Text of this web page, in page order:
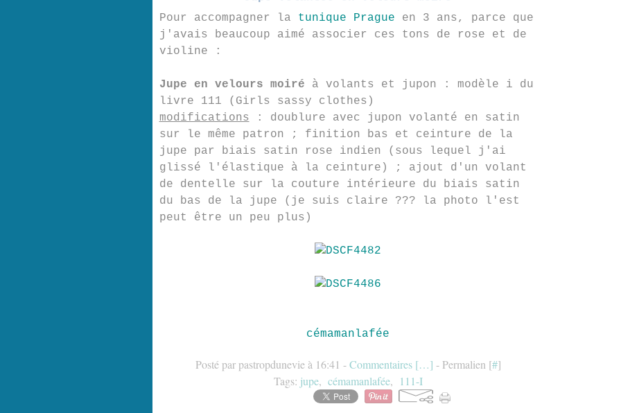
Pour accompagner la tunique Prague en 3 ans, parce que
j'avais beaucoup aimé associer ces tons de rose et de
violine :
Jupe en velours moiré à volants et jupon : modèle i du
livre 111 (Girls sassy clothes)
modifications : doublure avec jupon volanté en satin
sur le même patron ; finition bas et ceinture de la
jupe par biais satin rose indien (sous lequel j'ai
glissé l'élastique à la ceinture) ; ajout d'un volant
de dentelle sur la couture intérieure du biais satin
du bas de la jupe (je suis claire ??? la photo l'est
peut être un peu plus)
cémamanlafée
Posté par pastropdunevie à 16:41 -Commentaires […] - Permalien [#]
Tags: jupe, cémamanlafée, 111-I